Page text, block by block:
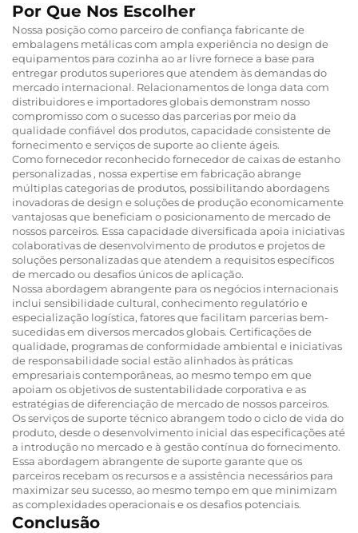
Por Que Nos Escolher
Nossa posição como parceiro de confiança fabricante de
embalagens metálicascom ampla experiência no design de
equipamentos para cozinha ao ar livre fornece a base para
entregar produtos superiores que atendem às demandas do
mercado internacional. Relacionamentos de longa data com
distribuidores e importadores globais demonstram nosso
compromisso com o sucesso das parcerias por meio da
qualidade confiável dos produtos, capacidade consistente de
fornecimento e serviços de suporte ao cliente ágeis.
Como fornecedor reconhecidofornecedor de caixas de estanho
personalizadas , nossa expertise em fabricação abrange
múltiplas categorias de produtos, possibilitando abordagens
inovadoras de design e soluções de produção economicamente
vantajosas que beneficiam o posicionamento de mercado de
nossos parceiros. Essa capacidade diversificada apoia iniciativas
colaborativas de desenvolvimento de produtos e projetos de
soluções personalizadas que atendem a requisitos específicos
de mercado ou desafios únicos de aplicação.
Nossa abordagem abrangente para os negócios internacionais
inclui sensibilidade cultural, conhecimento regulatório e
especialização logística, fatores que facilitam parcerias bem-
sucedidas em diversos mercados globais. Certificações de
qualidade, programas de conformidade ambiental e iniciativas
de responsabilidade social estão alinhados às práticas
empresariais contemporâneas, ao mesmo tempo em que
apoiam os objetivos de sustentabilidade corporativa e as
estratégias de diferenciação de mercado de nossos parceiros.
Os serviços de suporte técnico abrangem todo o ciclo de vida do
produto, desde o desenvolvimento inicial das especificações até
a introdução no mercado e à gestão contínua do fornecimento.
Essa abordagem abrangente de suporte garante que os
parceiros recebam os recursos e a assistência necessários para
maximizar seu sucesso, ao mesmo tempo em que minimizam
as complexidades operacionais e os desafios potenciais.
Conclusão